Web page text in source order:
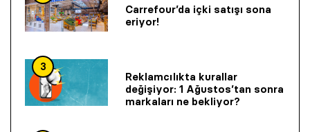
Carrefour’da içki satışı sona
eriyor!
3
Reklamcılıkta kurallar
değişiyor: 1 Ağustos’tan sonra
markaları ne bekliyor?